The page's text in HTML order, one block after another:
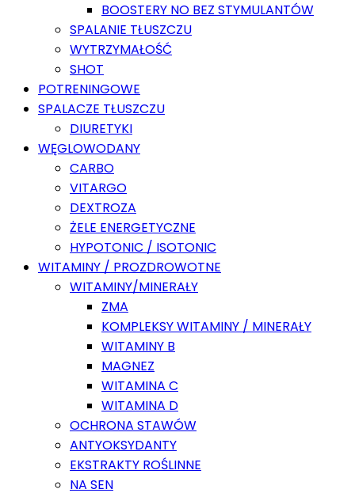
BOOSTERY NO BEZ STYMULANTÓW
SPALANIE TŁUSZCZU
WYTRZYMAŁOŚĆ
SHOT
POTRENINGOWE
SPALACZE TŁUSZCZU
DIURETYKI
WĘGLOWODANY
CARBO
VITARGO
DEXTROZA
ŻELE ENERGETYCZNE
HYPOTONIC / ISOTONIC
WITAMINY / PROZDROWOTNE
WITAMINY/MINERAŁY
ZMA
KOMPLEKSY WITAMINY / MINERAŁY
WITAMINY B
MAGNEZ
WITAMINA C
WITAMINA D
OCHRONA STAWÓW
ANTYOKSYDANTY
EKSTRAKTY ROŚLINNE
NA SEN